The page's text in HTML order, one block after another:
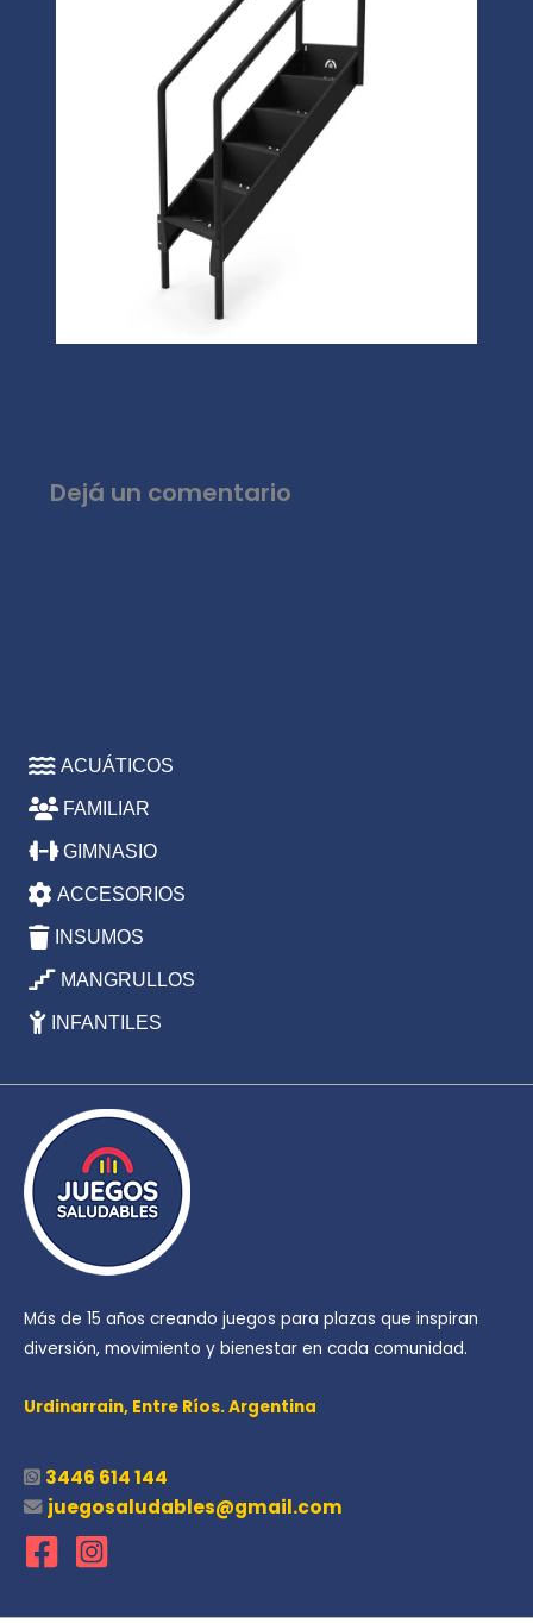
Dejá un comentario
ACUÁTICOS
FAMILIAR
GIMNASIO
ACCESORIOS
INSUMOS
MANGRULLOS
INFANTILES
Más de 15 años creando juegos para plazas que inspiran
diversión, movimiento y bienestar en cada comunidad.
Urdinarrain, Entre Ríos. Argentina
3446 614 144
juegosaludables@gmail.com